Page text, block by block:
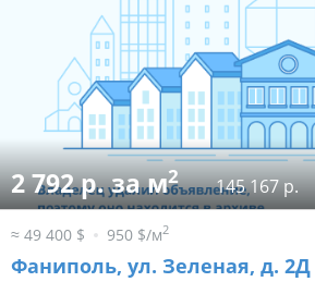
2 792 р. за м2 145 167 р.
≈ 49 400 $ 950 $/м2
Фаниполь, ул. Зеленая, д. 2Д